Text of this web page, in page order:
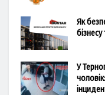
Як
бізнесу
У